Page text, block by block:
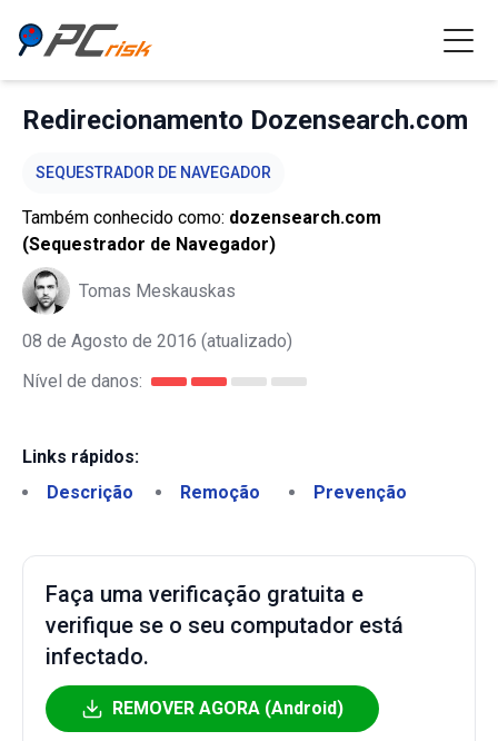
Redirecionamento Dozensearch.com
SEQUESTRADOR DE NAVEGADOR
Também conhecido como: dozensearch.com
(Sequestrador de Navegador)
Tomas Meskauskas
08 de Agosto de 2016 (atualizado)
Nível de danos:
Links rápidos:
Descrição
Remoção Prevenção
Faça uma verificação gratuita e
verifique se o seu computador está
infectado.
REMOVER AGORA (Android)